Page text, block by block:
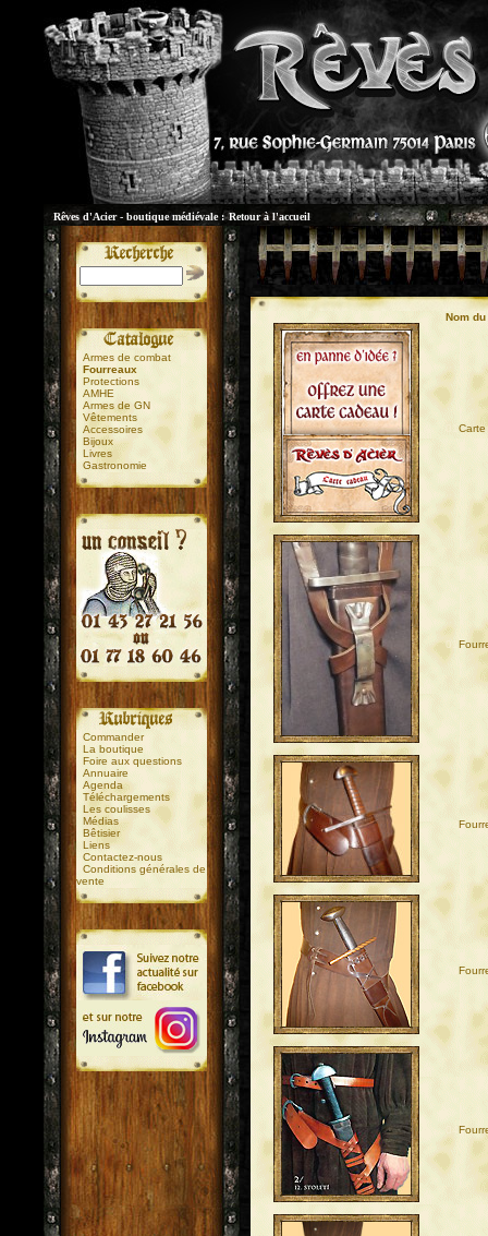
Rêves d'Acier - boutique médiévale : Retour à l'accueil
.
Armes de combat
Fourreaux
Protections
AMHE
Armes de GN
Vêtements
Accessoires
Bijoux
Livres
Gastronomie
Commander
La boutique
Foire aux questions
Annuaire
Agenda
Téléchargements
Les coulisses
Médias
Bêtisier
Liens
Contactez-nous
Conditions générales de
vente
.
Nom
01